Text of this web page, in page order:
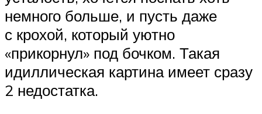
немного больше, и пусть даже
с крохой, который уютно
«прикорнул» под бочком. Такая
идиллическая картина имеет сразу
2 недостатка.